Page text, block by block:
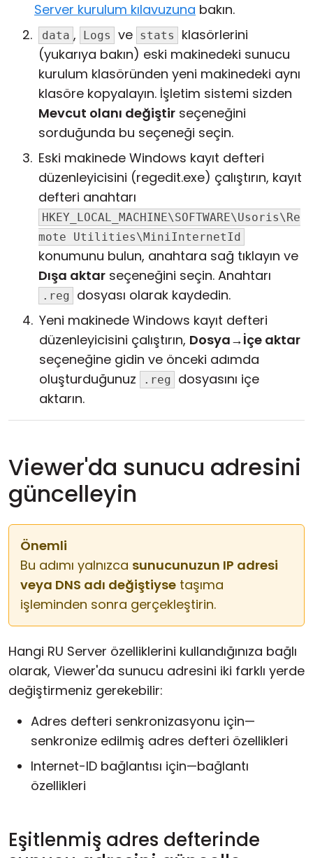
Server kurulum kılavuzuna bakın.
data , Logs ve stats
klasörlerini
(yukarıya bakın) eski makinedeki sunucu
kurulum klasöründen yeni makinedeki aynı
klasöre kopyalayın. İşletim sistemi sizden
Mevcut olanı değiştir seçeneğini
sorduğunda bu seçeneği seçin.
Eski makinede Windows kayıt defteri
düzenleyicisini (regedit.exe) çalıştırın, kayıt
defteri anahtarı
HKEY_LOCAL_MACHINE\SOFTWARE\Usoris\Re
mote Utilities\MiniInternetId
konumunu bulun, anahtara sağ tıklayın ve
Dışa aktar seçeneğini seçin. Anahtarı
.reg
dosyası olarak kaydedin.
Yeni makinede Windows kayıt defteri
düzenleyicisini çalıştırın, Dosya→İçe aktar
seçeneğine gidin ve önceki adımda
oluşturduğunuz
.reg
dosyasını içe
aktarın.
Viewer'da sunucu adresini
güncelleyin
Önemli
Bu adımı yalnızca sunucunuzun IP adresi
veya DNS adı değiştiyse taşıma
işleminden sonra gerçekleştirin.
Hangi RU Server özelliklerini kullandığınıza bağlı
olarak, Viewer'da sunucu adresini iki farklı yerde
değiştirmeniz gerekebilir:
Adres defteri senkronizasyonu için—
senkronize edilmiş adres defteri özellikleri
Internet-ID bağlantısı için—bağlantı
özellikleri
Eşitlenmiş adres defterinde